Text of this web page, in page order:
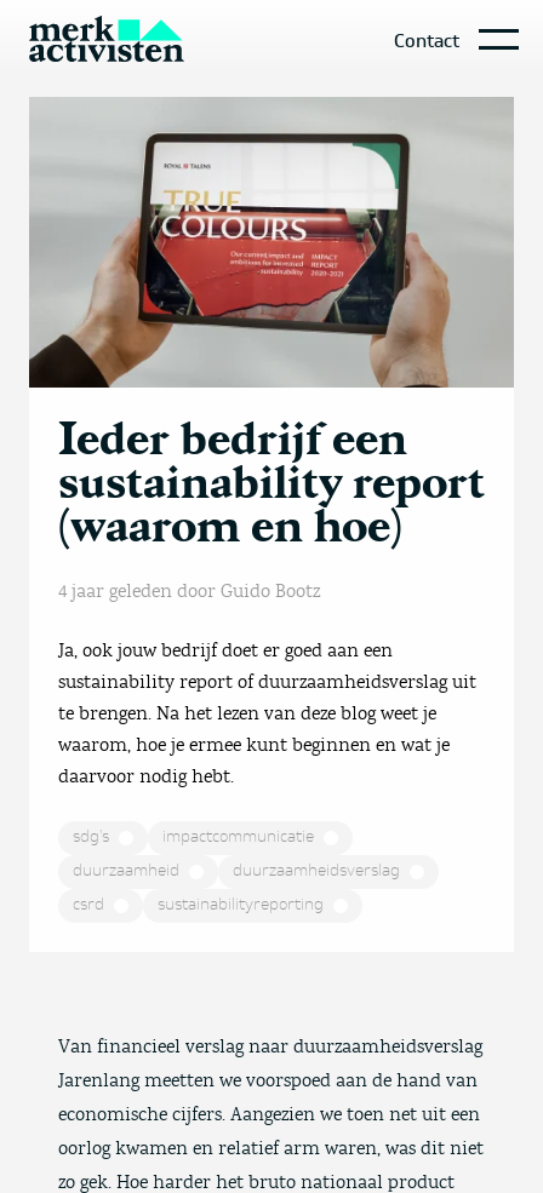
Contact
Ieder bedrijf een
sustainability report
(waarom en hoe)
4 jaar geleden door Guido Bootz
Ja, ook jouw bedrijf doet er goed aan een
sustainability report of duurzaamheidsverslag uit
te brengen. Na het lezen van deze blog weet je
waarom, hoe je ermee kunt beginnen en wat je
daarvoor nodig hebt.
sdg's
impactcommunicatie
duurzaamheid
duurzaamheidsverslag
csrd
sustainabilityreporting
Van financieel verslag naar duurzaamheidsverslag
Jarenlang meetten we voorspoed aan de hand van
economische cijfers. Aangezien we toen net uit een
oorlog kwamen en relatief arm waren, was dit niet
zo gek. Hoe harder het bruto nationaal product